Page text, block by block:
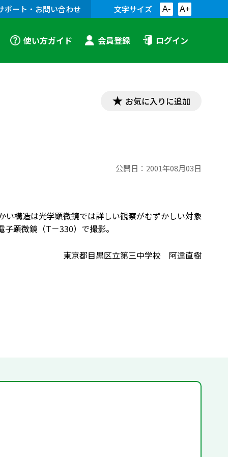
ポート・お問い合わせ 文字サイズ A- A+
使い方ガイド 会員登録 ログイン
お気に入りに追加
公開日： 2001年08月03日
構造は光学顕微鏡では詳しい観察がむずかしい対象
顕微鏡（T－330）で撮影。
東京都目黒区立第三中学校 阿達直樹